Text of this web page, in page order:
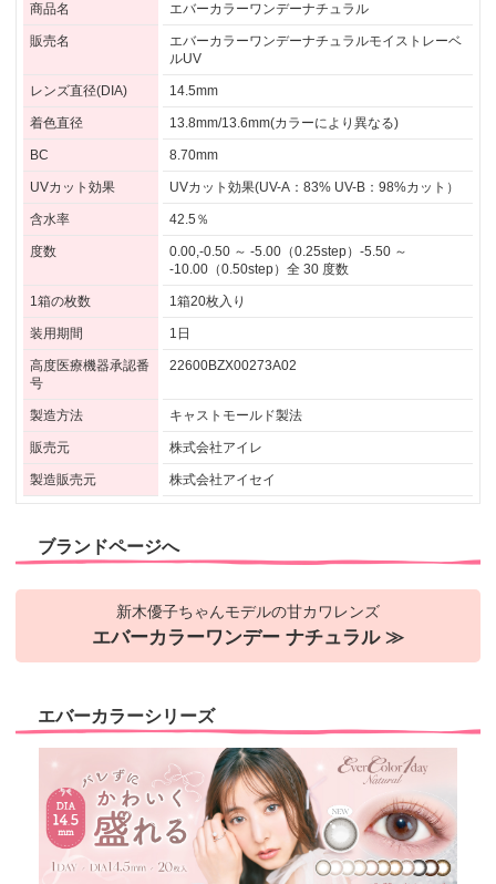
商品名 エバーカラーワンデーナチュラル
販売名
エバーカラーワンデーナチュラルモイストレーベ
ルUV
レンズ直径(DIA) 14.5mm
着色直径 13.8mm/13.6mm(カラーにより異なる)
BC 8.70mm
UVカット効果 UVカット効果(UV-A：83% UV-B：98%カット）
含水率 42.5％
度数
0.00,-0.50 ～ -5.00（0.25step）-5.50 ～
-10.00（0.50step）全 30 度数
1箱の枚数 1箱20枚入り
装用期間 1日
高度医療機器承認番
号
22600BZX00273A02
製造方法 キャストモールド製法
販売元 株式会社アイレ
製造販売元 株式会社アイセイ
ブランドページへ
新木優子ちゃんモデルの甘カワレンズ
エバーカラーワンデー ナチュラル ≫
エバーカラーシリーズ